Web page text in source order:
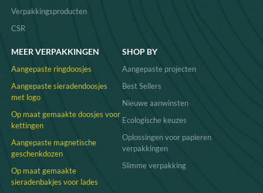
Verpakkingsproducten
CSR
MEER VERPAKKINGEN
Aangepaste ringdoosjes
Aangepaste sieradendoosjes
met logo
Op maat gemaakte doosjes voor
kettingen
Aangepaste magnetische
geschenkdozen
Op maat gemaakte
sieradenbakjes voor lades
SHOP BY
Aangepaste projecten
Best Sellers
Nieuwe aanwinsten
Ecologische keuzes
Oplossingen voor papieren
verpakkingen
Slimme verpakking